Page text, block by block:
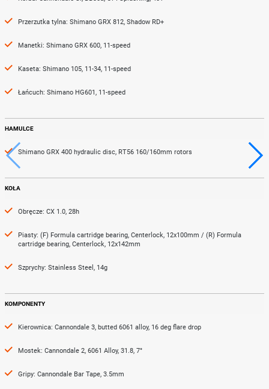
Przerzutka tylna: Shimano GRX 812, Shadow RD+
Manetki: Shimano GRX 600, 11-speed
Kaseta: Shimano 105, 11-34, 11-speed
Łańcuch: Shimano HG601, 11-speed
HAMULCE
Shimano GRX 400 hydraulic disc, RT56 160/160mm rotors
KOŁA
Obręcze: CX 1.0, 28h
Piasty: (F) Formula cartridge bearing, Centerlock, 12x100mm / (R) Formula
cartridge bearing, Centerlock, 12x142mm
Szprychy: Stainless Steel, 14g
KOMPONENTY
Kierownica: Cannondale 3, butted 6061 alloy, 16 deg flare drop
Mostek: Cannondale 2, 6061 Alloy, 31.8, 7°
Gripy: Cannondale Bar Tape, 3.5mm